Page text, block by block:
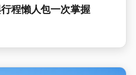
程懶人包一次掌握